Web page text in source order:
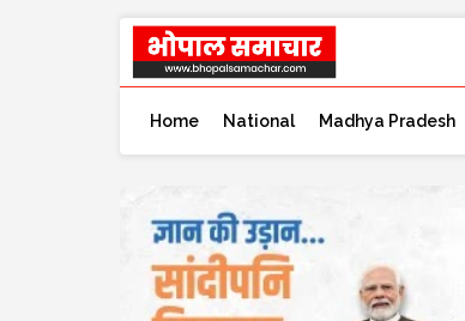
Home National Madhya Pradesh